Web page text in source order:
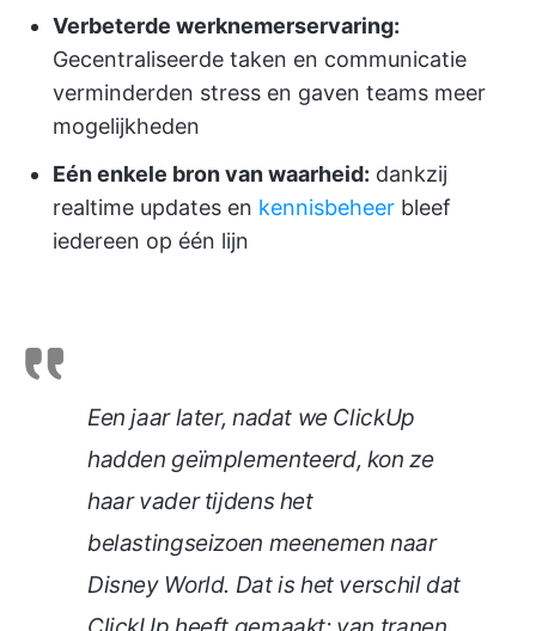
Verbeterde werknemerservaring:
Gecentraliseerde taken en communicatie
verminderden stress en gaven teams meer
mogelijkheden
Eén enkele bron van waarheid: dankzij
realtime updates en kennisbeheer bleef
iedereen op één lijn
Een jaar later, nadat we ClickUp
hadden geïmplementeerd, kon ze
haar vader tijdens het
belastingseizoen meenemen naar
Disney World. Dat is het verschil dat